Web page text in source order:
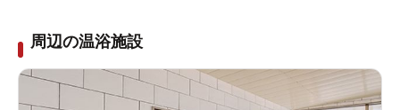
周辺の温浴施設